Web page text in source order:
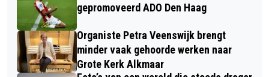
gepromoveerd ADO Den Haag
Organiste Petra Veenswijk brengt
minder vaak gehoorde werken naar
Grote Kerk Alkmaar